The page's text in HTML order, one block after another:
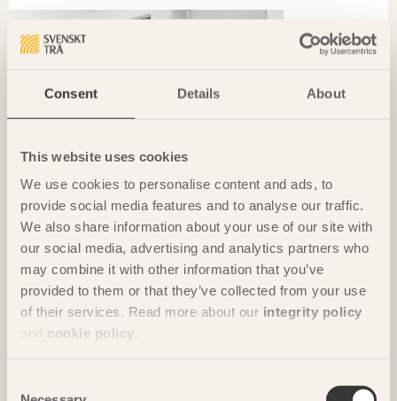
Consent Details About
This website uses cookies
We use cookies to personalise content and ads, to
provide social media features and to analyse our traffic.
We also share information about your use of our site with
our social media, advertising and analytics partners who
may combine it with other information that you’ve
provided to them or that they’ve collected from your use
of their services. Read more about our integrity policy
and cookie policy
KRÖNIKAN